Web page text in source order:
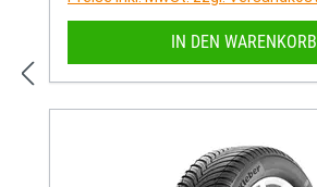
IN DEN WARENKORB